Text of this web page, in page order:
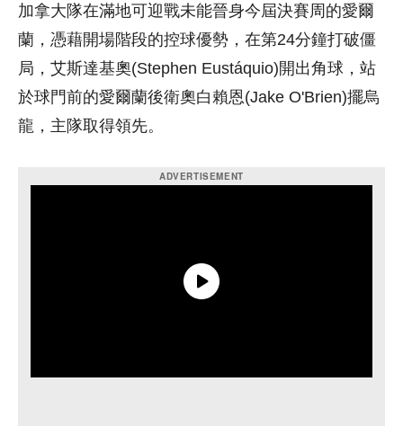
加拿大隊在滿地可迎戰未能晉身今屆決賽周的愛爾
蘭，憑藉開場階段的控球優勢，在第24分鐘打破僵
局，艾斯達基奧(Stephen Eustáquio)開出角球，站
於球門前的愛爾蘭後衛奧白賴恩(Jake O'Brien)擺烏
龍，主隊取得領先。